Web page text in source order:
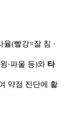
율(빨강=잘 침 ·
·파울 등)와 타
약점 진단에 활